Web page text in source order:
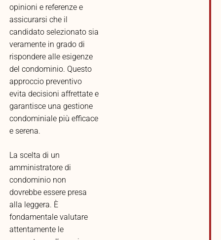
opinioni e referenze e
assicurarsi che il
candidato selezionato sia
veramente in grado di
rispondere alle esigenze
del condominio. Questo
approccio preventivo
evita decisioni affrettate e
garantisce una gestione
condominiale più efficace
e serena.
La scelta di un
amministratore di
condominio non
dovrebbe essere presa
alla leggera. È
fondamentale valutare
attentamente le